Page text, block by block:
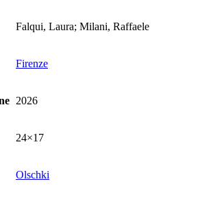
Falqui, Laura; Milani, Raffaele
Firenze
2026
24×17
Olschki